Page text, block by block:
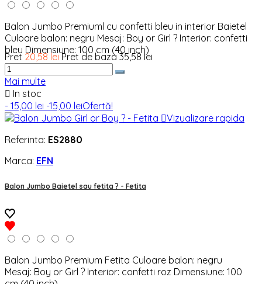
Balon Jumbo Premiuml cu confetti bleu in interior Baietel
Culoare balon: negru Mesaj: Boy or Girl ? Interior: confetti
bleu Dimensiune: 100 cm (40 inch)
Pret 20,58 lei Pret de baza 35,58 lei
Mai multe
 In stoc
- 15,00 lei -15,00 leiOfertă!
Vizualizare rapida
Referinta: ES2880
Marca: EFN
Balon Jumbo Baietel sau fetita ? - Fetita
Balon Jumbo Premium Fetita Culoare balon: negru
Mesaj: Boy or Girl ? Interior: confetti roz Dimensiune: 100